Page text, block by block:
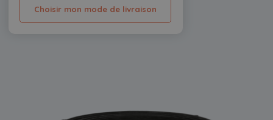
Choisir mon mode de livraison